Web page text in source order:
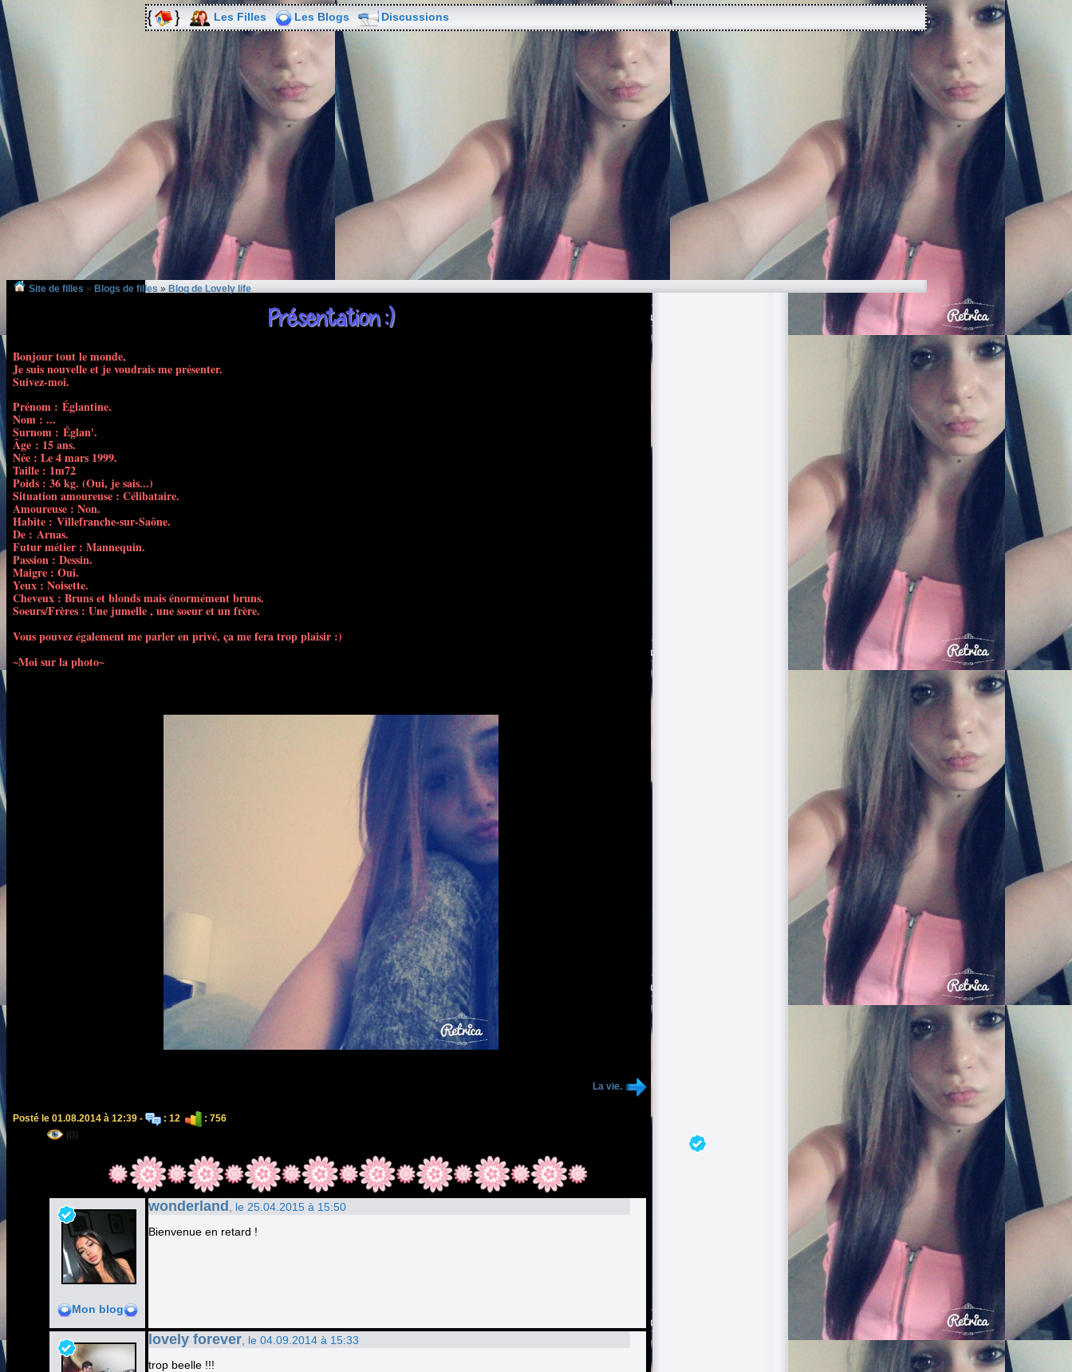
Les Filles Les Blogs Discussions
Site de filles » Blogs de filles » Blog de Lovely life
Présentation :)
Bonjour tout le monde,
Je suis nouvelle et je voudrais me présenter.
Suivez-moi.
Prénom : Églantine.
Nom : ...
Surnom : Églan'.
Âge : 15 ans.
Née : Le 4 mars 1999.
Taille : 1m72
Poids : 36 kg. (Oui, je sais...)
Situation amoureuse : Célibataire.
Amoureuse : Non.
Habite : Villefranche-sur-Saône.
De : Arnas.
Futur métier : Mannequin.
Passion : Dessin.
Maigre : Oui.
Yeux : Noisette.
Cheveux : Bruns et blonds mais énormément bruns.
Soeurs/Frères : Une jumelle , une soeur et un frère.
Vous pouvez également me parler en privé, ça me fera trop plaisir :)
~Moi sur la photo~
La vie.
Posté le 01.08.2014 à 12:39 - : 12
: 756
(0)
Mon blog
wonderland
, le 25.04.2015 à 15:50
Bienvenue en retard !
lovely forever , le 04.09.2014 à 15:33
trop beelle !!!